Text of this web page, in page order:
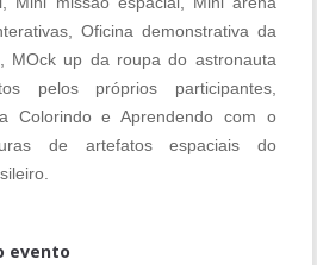
Oficina demonstrativa da
MOck up da roupa do astronauta
pelos próprios participantes,
Colorindo e Aprendendo com o
de artefatos espaciais do
evento